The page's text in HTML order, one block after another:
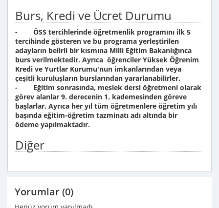
Burs, Kredi ve Ücret Durumu
- ÖSS tercihlerinde öğretmenlik programını ilk 5
tercihinde gösteren ve bu programa yerleştirilen
adayların belirli bir kısmına Milli Eğitim Bakanlığınca
burs verilmektedir. Ayrıca öğrenciler Yüksek Öğrenim
Kredi ve Yurtlar Kurumu'nun imkanlarından veya
çeşitli kuruluşların burslarından yararlanabilirler.
- Eğitim sonrasında, meslek dersi öğretmeni olarak
görev alanlar 9. derecenin 1. kademesinden göreve
başlarlar. Ayrıca her yıl tüm öğretmenlere öğretim yılı
başında eğitim-öğretim tazminatı adı altında bir
ödeme yapılmaktadır.
Diğer
Yorumlar (0)